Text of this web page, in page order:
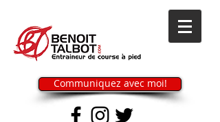
Communiquez avec moi!